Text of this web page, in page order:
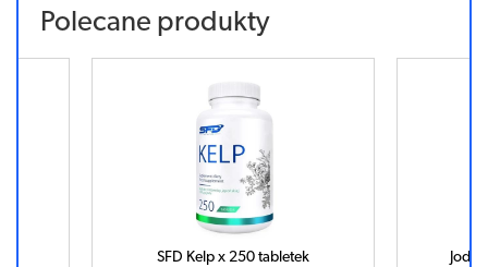
Polecane produkty
SFD Kelp x 250 tabletek